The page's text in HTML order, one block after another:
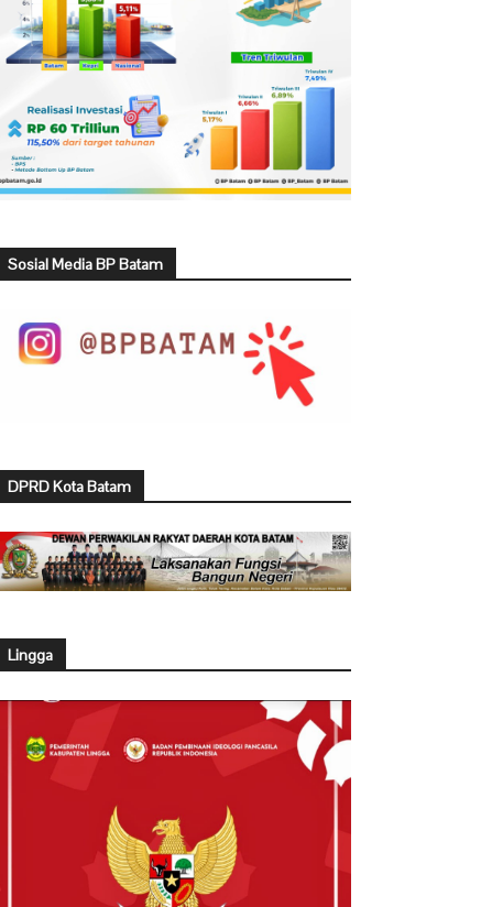
Sosial Media BP Batam
DPRD Kota Batam
Lingga